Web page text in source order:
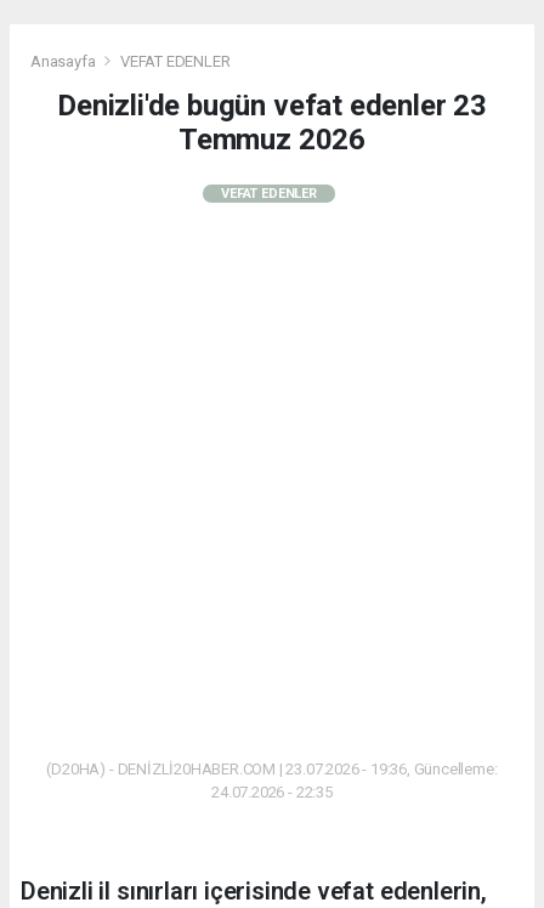
Anasayfa VEFAT EDENLER
Denizli'de bugün vefat edenler 23
Temmuz 2026
VEFAT EDENLER
(D20HA) - DENİZLİ20HABER.COM | 23.07.2026 - 19:36, Güncelleme:
24.07.2026 - 22:35
Denizli il sınırları içerisinde vefat edenlerin,